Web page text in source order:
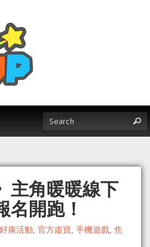
主角暖暖線下
名開跑！
好康活動, 官方虛寶, 手機遊戲, 焦